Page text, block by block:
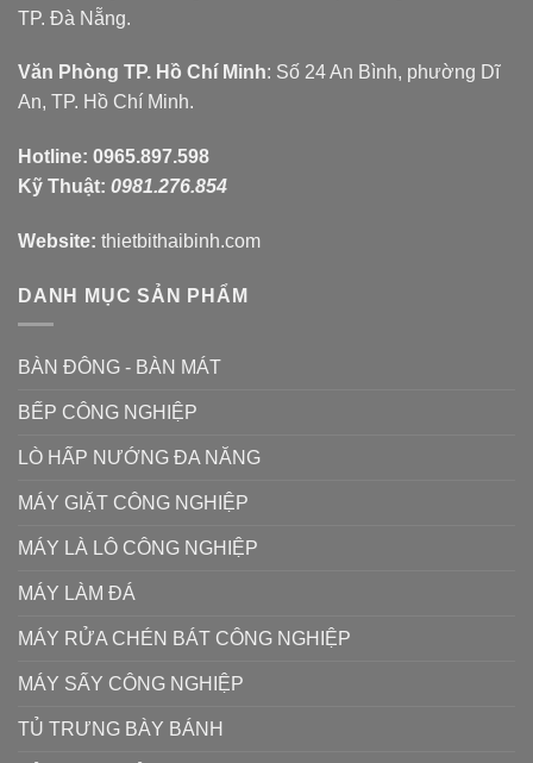
TP. Đà Nẵng.
Văn Phòng TP. Hồ Chí Minh: Số 24 An Bình, phường Dĩ
An, TP. Hồ Chí Minh.
Hotline: 0965.897.598
Kỹ Thuật: 0981.276.854
Website: thietbithaibinh.com
DANH MỤC SẢN PHẨM
BÀN ĐÔNG - BÀN MÁT
BẾP CÔNG NGHIỆP
LÒ HẤP NƯỚNG ĐA NĂNG
MÁY GIẶT CÔNG NGHIỆP
MÁY LÀ LÔ CÔNG NGHIỆP
MÁY LÀM ĐÁ
MÁY RỬA CHÉN BÁT CÔNG NGHIỆP
MÁY SẤY CÔNG NGHIỆP
TỦ TRƯNG BÀY BÁNH